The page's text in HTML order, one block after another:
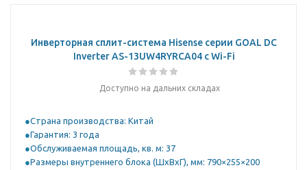
Инверторная сплит-система Hisense серии GOAL DC
Inverter AS-13UW4RYRCA04 с Wi-Fi
Доступно на дальних складах
Страна производства: Китай
Гарантия: 3 года
Обслуживаемая площадь, кв. м: 37
Размеры внутреннего блока (ШхВхГ), мм: 790×255×200